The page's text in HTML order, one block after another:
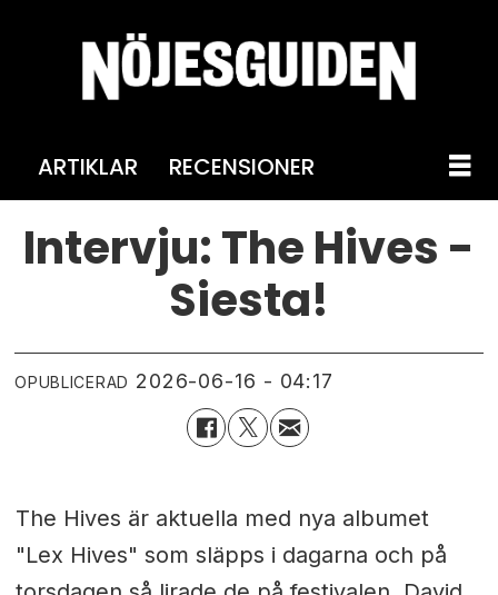
ARTIKLAR RECENSIONER
Intervju: The Hives -
Siesta!
OPUBLICERAD 2026-06-16 - 04:17
The Hives är aktuella med nya albumet
"Lex Hives" som släpps i dagarna och på